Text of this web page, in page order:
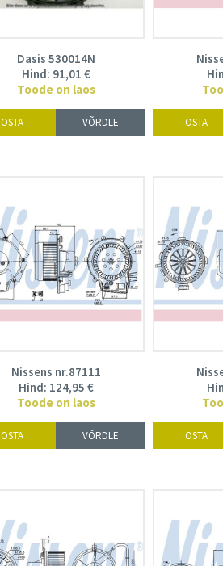
Dasis 530014N
Hind: 91,01 €
Toode on laos
OSTA VÕRDLE OSTA
Nissens nr.87111
Hind: 124,95 €
Toode on laos
OSTA VÕRDLE OSTA